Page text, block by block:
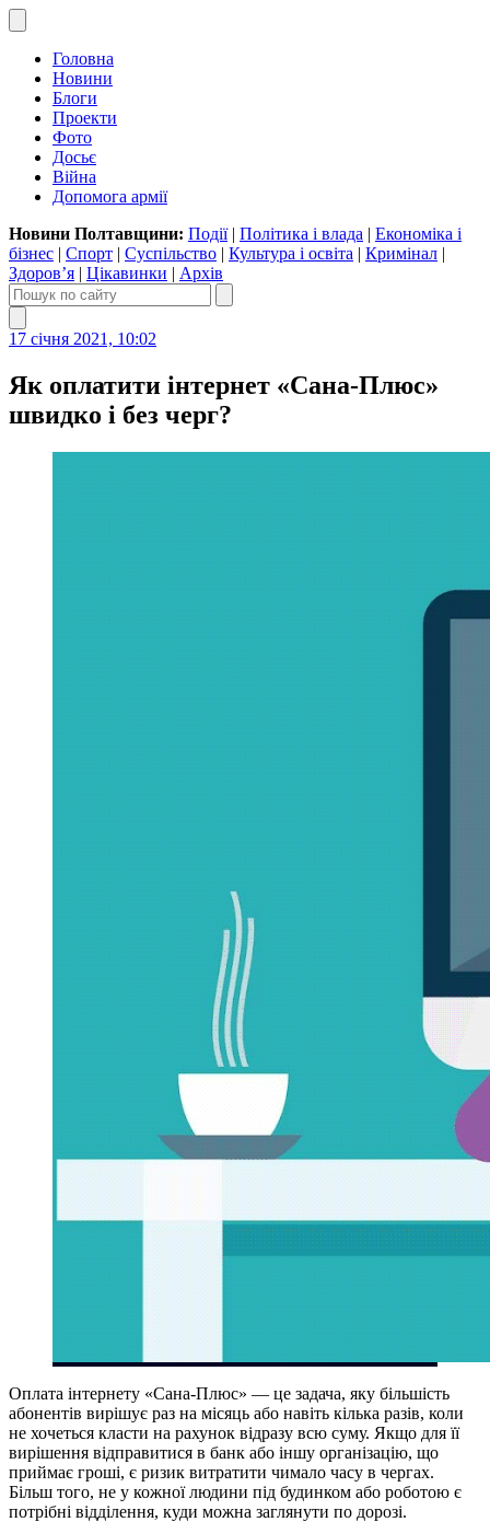
Головна
Новини
Блоги
Проекти
Фото
Досьє
Війна
Допомога армії
Новини Полтавщини: Події| Політика і влада | Економіка і
бізнес | Спорт | Суспільство | Культура і освіта | Кримінал |
Здоров’я | Цікавинки | Архів
17 січня 2021, 10:02
Як оплатити інтернет «Сана-Плюс»
швидко і без черг?
Оплата інтернету «Сана-Плюс» — це задача, яку більшість
абонентів вирішує раз на місяць або навіть кілька разів, коли
не хочеться класти на рахунок відразу всю суму. Якщо для її
вирішення відправитися в банк або іншу організацію, що
приймає гроші, є ризик витратити чимало часу в чергах.
Більш того, не у кожної людини під будинком або роботою є
потрібні відділення, куди можна заглянути по дорозі.